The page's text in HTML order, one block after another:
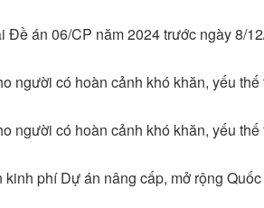
Đề án 06/CP năm 2024 trước ngày 8/
người có hoàn cảnh khó khăn, yếu thế
người có hoàn cảnh khó khăn, yếu thế
phí Dự án nâng cấp, mở rộng